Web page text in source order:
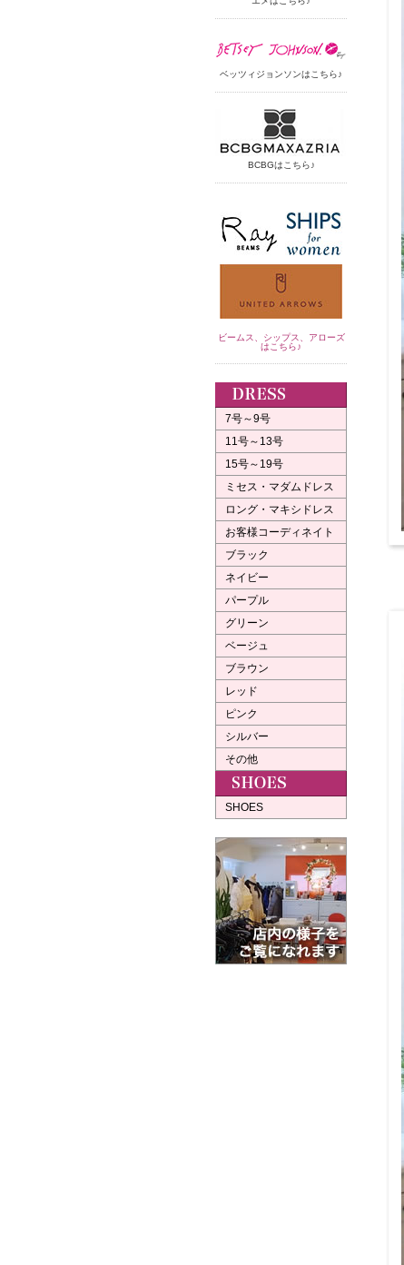
ベッツィジョンソンはこちら♪
BCBGはこちら♪
ビームス、シップス、アローズ
はこちら♪
7号～9号
11号～13号
15号～19号
ミセス・マダムドレス
ロング・マキシドレス
お客様コーディネイト
ブラック
ネイビー
パープル
グリーン
ベージュ
ブラウン
レッド
ピンク
シルバー
その他
SHOES